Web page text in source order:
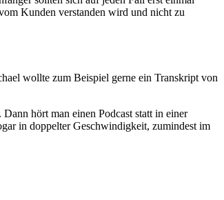
Kunden verstanden wird und nicht zu
wollte zum Beispiel gerne ein Transkript von
hört man einen Podcast statt in einer
in doppelter Geschwindigkeit, zumindest im